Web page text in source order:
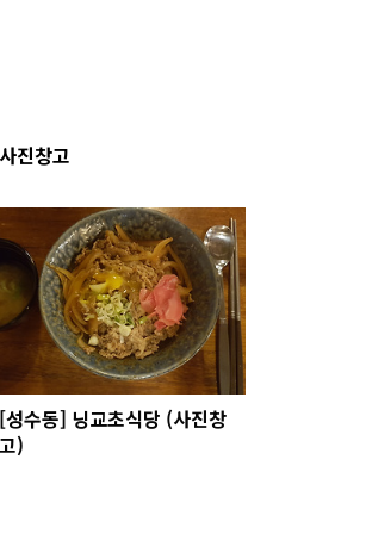
사진창고
[성수동] 닝교초식당 (사진창
고)